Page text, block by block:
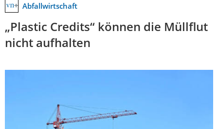
Abfallwirtschaft
„Plastic Credits“ können die Müllflut
nicht aufhalten